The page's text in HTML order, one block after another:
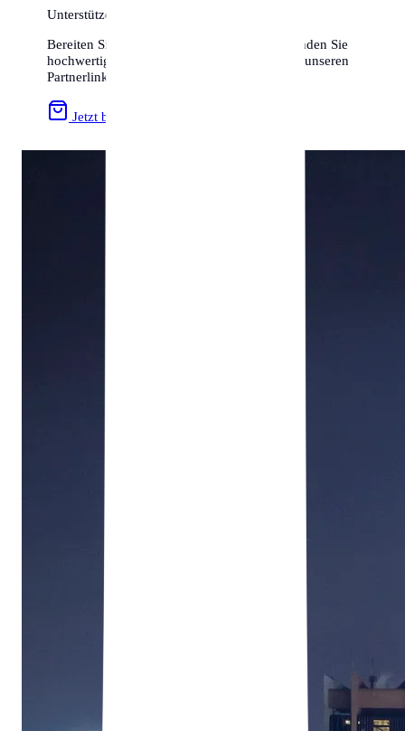
Unterstützen Sie uns & Sparen Sie!
Bereiten Sie Ihren Umzug optimal vor und finden Sie
hochwertiges Zubehör zum besten Preis über unseren
Partnerlink:
Jetzt bei Amazon stöbern »